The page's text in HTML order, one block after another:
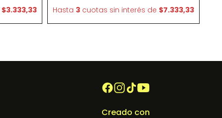
$3.333,33 Hasta 3 cuotas sin interés de $7.333,33
Creado con